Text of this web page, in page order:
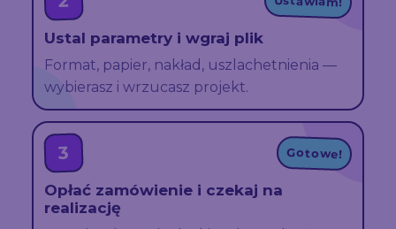
Ustal parametry i wgraj plik
Format, papier, nakład, uszlachetnienia —
wybierasz i wrzucasz projekt.
3 Gotowe!
Opłać zamówienie i czekaj na
realizację